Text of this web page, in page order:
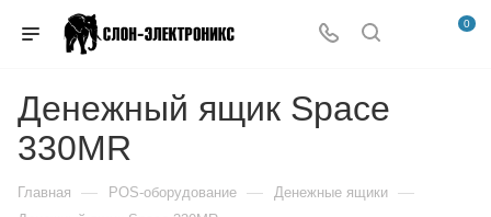
0
Денежный ящик Space
330MR
Главная — POS-оборудование — Денежные ящики —